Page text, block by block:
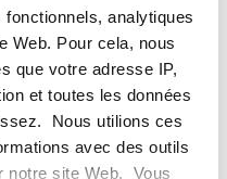
analytiques
Web. Pour cela, nous
que votre adresse IP,
et toutes les données
Nous utilions ces
avec des outils
notre site Web. Vous
d’articles
Testas